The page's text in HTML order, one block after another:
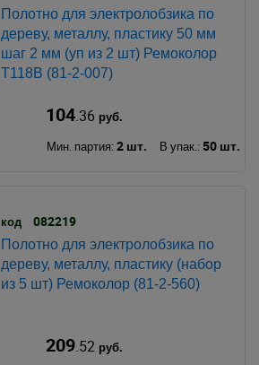
Полотно для электролобзика по
дереву, металлу, пластику 50 мм
шаг 2 мм (уп из 2 шт) Ремоколор
T118B (81-2-007)
104.36 руб.
Мин. партия: 2 шт. В упак.: 50 шт.
код 082219
Полотно для электролобзика по
дереву, металлу, пластику (набор
из 5 шт) Ремоколор (81-2-560)
209.52 руб.